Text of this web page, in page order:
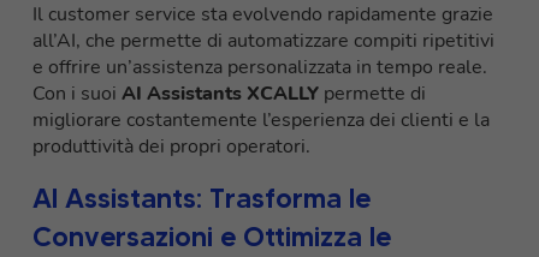
Il customer service sta evolvendo rapidamente grazie
all’AI, che permette di automatizzare compiti ripetitivi
e offrire un’assistenza personalizzata in tempo reale.
Con i suoi AI Assistants XCALLY permette di
migliorare costantemente l’esperienza dei clienti e la
produttività dei propri operatori.
AI Assistants: Trasforma le
Conversazioni e Ottimizza le